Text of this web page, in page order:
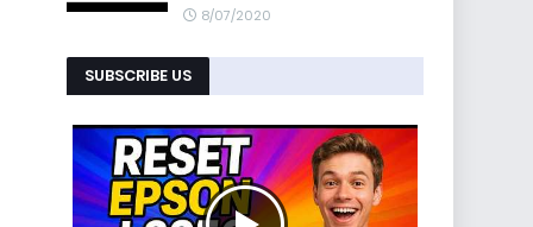
8/07/2020
SUBSCRIBE US